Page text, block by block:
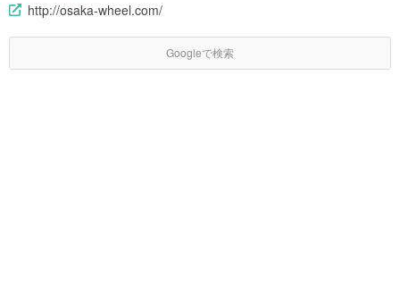
http://osaka-wheel.com/
Googleで検索